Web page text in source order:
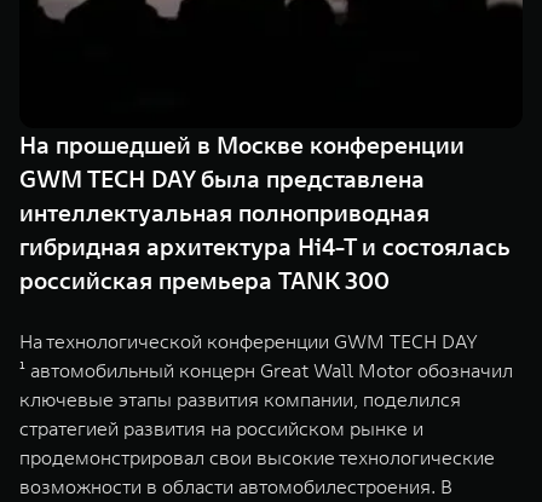
от 6 499 000 ₽ от 10 199 000 ₽
Расширяя границы комфорта
от 6 149 000 ₽
Эстетика нового времени
от 5 699 000 ₽
TANK Финансы
TANK Кредит
TANK Лизинг
TANK Страхование
Сервис
ЦИФРОВЫЕ СЕРВИСЫ TANK
Цифровые сервисы TANK
Подписки
На прошедшей в Москве конференции
GWM TECH DAY была представлена
интеллектуальная полноприводная
гибридная архитектура Hi4-T и состоялась
российская премьера TANK 300
На технологической конференции GWM TECH DAY
¹ автомобильный концерн Great Wall Motor обозначил
ключевые этапы развития компании, поделился
стратегией развития на российском рынке и
продемонстрировал свои высокие технологические
возможности в области автомобилестроения. В